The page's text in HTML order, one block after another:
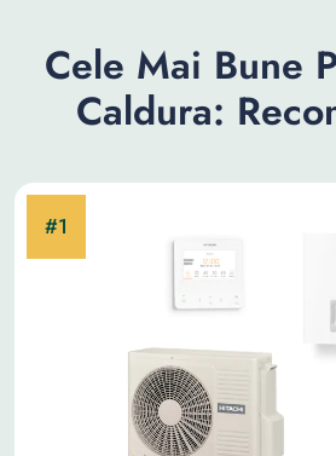
Cele Mai Bune
Caldura: